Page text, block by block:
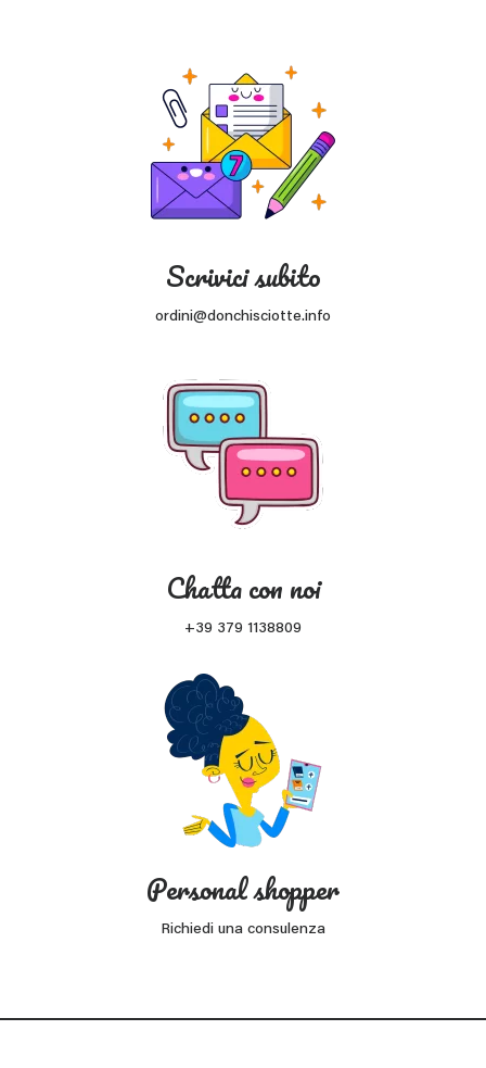
Scrivici subito
ordini@donchisciotte.info
Chatta con noi
+39 379 1138809
Personal shopper
Richiedi una consulenza